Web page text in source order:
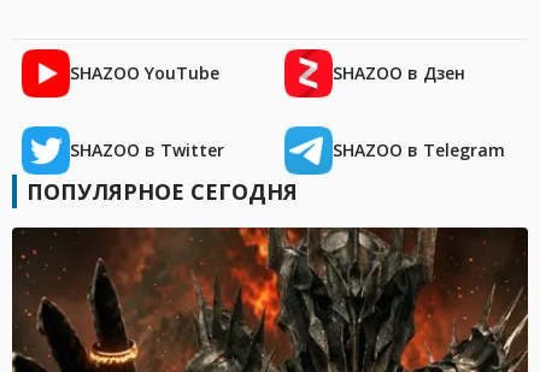
SHAZOO YouTube SHAZOO в Дзен
SHAZOO в Twitter SHAZOO в Telegram
ПОПУЛЯРНОЕ СЕГОДНЯ